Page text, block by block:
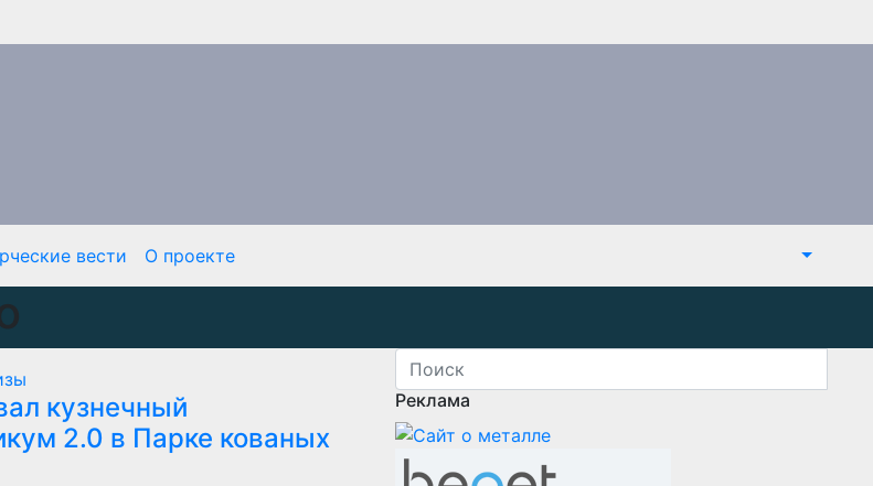
вести О проекте
кузнечный
2.0 в Парке кованых
Реклама